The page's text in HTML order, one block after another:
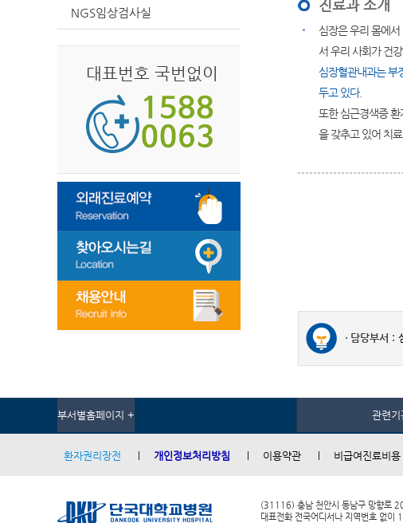
NGS임상검사실
대표번호 국번없이
진료과 소개
심장은 우리 몸에
서 우리 사회가 건
심장혈관내과는 부
두고 있다.
또한 심근경색증
을 갖추고 있어 치
담당부서 :
부서별홈페이지 + 관련
환자권리장전 개인정보처리방침 이용약관 비급여진료비용
(31116) 충남 천안시 동남구 망향로
대표전화 전국어디서나 지역번호